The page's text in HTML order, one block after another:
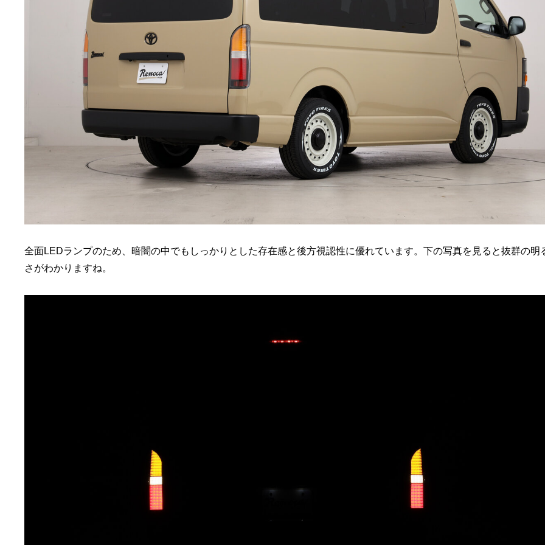
全面LEDランプのため、暗闇の中でもしっかりとした存在感と後方視認性に優れています。下の写真を見ると抜群の明
さがわかりますね。